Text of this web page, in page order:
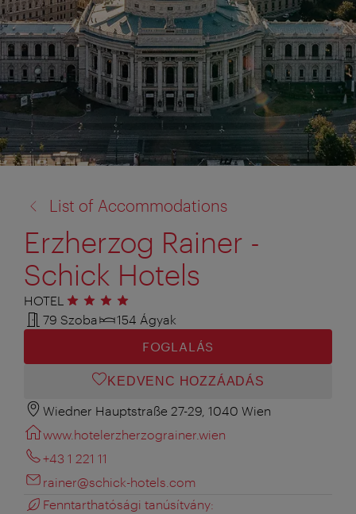
a:
List of Accommodations
Erzherzog Rainer -
Schick Hotels
HOTEL 4 csillag
79 Szoba
154 Ágyak
FOGLALÁS
KEDVENC HOZZÁADÁS
Wiedner Hauptstraße 27-29, 1040 Wien
www.hotelerzherzograiner.wien
+43 1 221 11
rainer@schick-hotels.com
Fenntarthatósági tanúsítvány: